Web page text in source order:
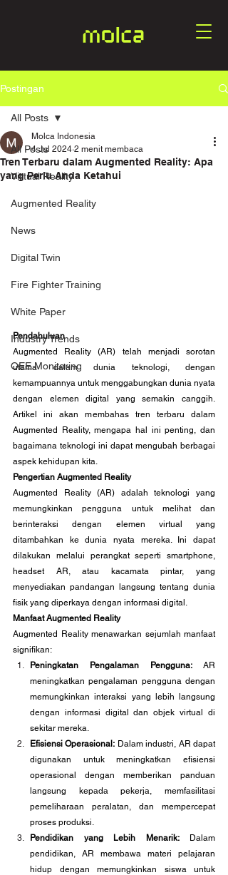
Postingan
All Posts
Virtual Reality
Augmented Reality
News
Digital Twin
Fire Fighter Training
White Paper
Industry Trends
OEE Monitoring
All Posts
Tren Terbaru dalam Augmented Reality: Apa
yang Perlu Anda Ketahui
Molca Indonesia
4 Jul 2024 2 menit membaca
Pendahuluan
Augmented Reality (AR) telah menjadi sorotan
utama dalam dunia teknologi, dengan
kemampuannya untuk menggabungkan dunia nyata
dengan elemen digital yang semakin canggih.
Artikel ini akan membahas tren terbaru dalam
Augmented Reality, mengapa hal ini penting, dan
bagaimana teknologi ini dapat mengubah berbagai
aspek kehidupan kita.
Pengertian Augmented Reality
Augmented Reality (AR) adalah teknologi yang
memungkinkan pengguna untuk melihat dan
berinteraksi dengan elemen virtual yang
ditambahkan ke dunia nyata mereka. Ini dapat
dilakukan melalui perangkat seperti smartphone,
headset AR, atau kacamata pintar, yang
menyediakan pandangan langsung tentang dunia
fisik yang diperkaya dengan informasi digital.
Manfaat Augmented Reality
Augmented Reality menawarkan sejumlah manfaat
signifikan:
Peningkatan Pengalaman Pengguna: AR
meningkatkan pengalaman pengguna dengan
memungkinkan interaksi yang lebih langsung
dengan informasi digital dan objek virtual di
sekitar mereka.
Efisiensi Operasional: Dalam industri, AR dapat
digunakan untuk meningkatkan efisiensi
operasional dengan memberikan panduan
langsung kepada pekerja, memfasilitasi
pemeliharaan peralatan, dan mempercepat
proses produksi.
Pendidikan yang Lebih Menarik: Dalam
pendidikan, AR membawa materi pelajaran
hidup dengan memungkinkan siswa untuk